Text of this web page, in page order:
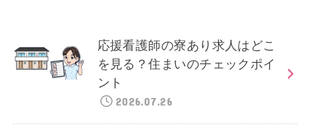
応援看護師の寮あり求人はどこ
を見る？住まいのチェックポイ
ント
2026.07.26